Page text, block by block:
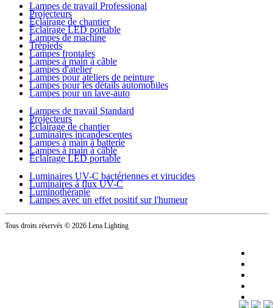
Lampes de travail Professional
Projecteurs
Éclairage de chantier
Éclairage LED portable
Lampes de machine
Trépieds
Lampes frontales
Lampes à main à câble
Lampes d'atelier
Lampes pour ateliers de peinture
Lampes pour les détails automobiles
Lampes pour un lave-auto
Lampes de travail Standard
Projecteurs
Éclairage de chantier
Luminaires incandescentes
Lampes à main à batterie
Lampes à main à câble
Éclairage LED portable
Luminaires UV-C bactériennes et virucides
Luminaires à flux UV-C
Luminothérapie
Lampes avec un effet positif sur l'humeur
Tous droits réservés © 2026 Lena Lighting